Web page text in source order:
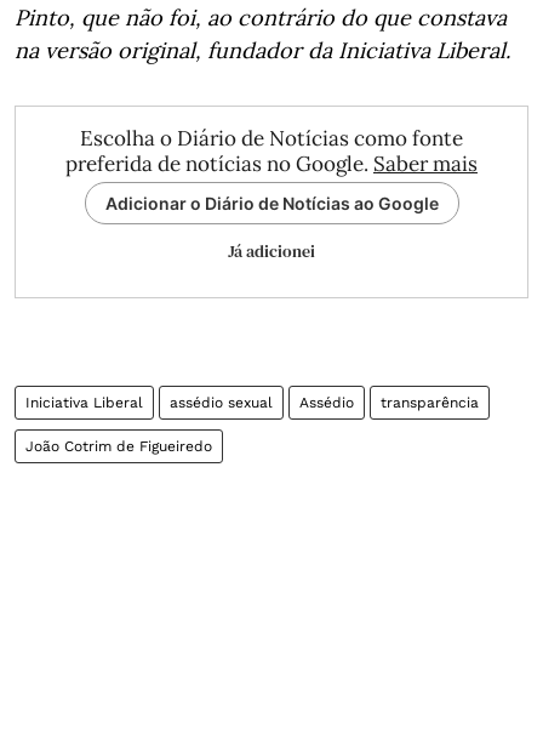
Pinto, que não foi, ao contrário do que constava
na versão original, fundador da Iniciativa Liberal.
Escolha o Diário de Notícias como fonte
preferida de notícias no Google. Saber mais
Adicionar o Diário de Notícias ao Google
Já adicionei
Iniciativa Liberal assédio sexual Assédio transparência
João Cotrim de Figueiredo